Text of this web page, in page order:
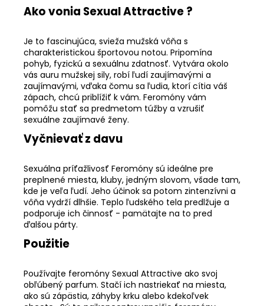
Ako vonia Sexual Attractive ?
Je to fascinujúca, svieža mužská vôňa s
charakteristickou športovou notou. Pripomína
pohyb, fyzickú a sexuálnu zdatnosť. Vytvára okolo
vás auru mužskej sily, robí ľudí zaujímavými a
zaujímavými, vďaka čomu sa ľudia, ktorí cítia váš
zápach, chcú priblížiť k vám. Feromóny vám
pomôžu stať sa predmetom túžby a vzrušiť
sexuálne zaujímavé ženy.
Vyčnievať z davu
Sexuálna príťažlivosť Feromóny sú ideálne pre
preplnené miesta, kluby, jedným slovom, všade tam,
kde je veľa ľudí. Jeho účinok sa potom zintenzívni a
vôňa vydrží dlhšie. Teplo ľudského tela predlžuje a
podporuje ich činnosť - pamätajte na to pred
ďalšou párty.
Použitie
Používajte feromóny Sexual Attractive ako svoj
obľúbený parfum. Stačí ich nastriekať na miesta,
ako sú zápästia, záhyby krku alebo kdekoľvek